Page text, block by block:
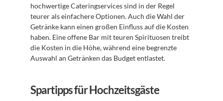
hochwertige Cateringservices sind in der Regel
teurer als einfachere Optionen. Auch die Wahl der
Getränke kann einen großen Einfluss auf die Kosten
haben. Eine offene Bar mit teuren Spirituosen treibt
die Kosten in die Höhe, während eine begrenzte
Auswahl an Getränken das Budget entlastet.
Spartipps für Hochzeitsgäste